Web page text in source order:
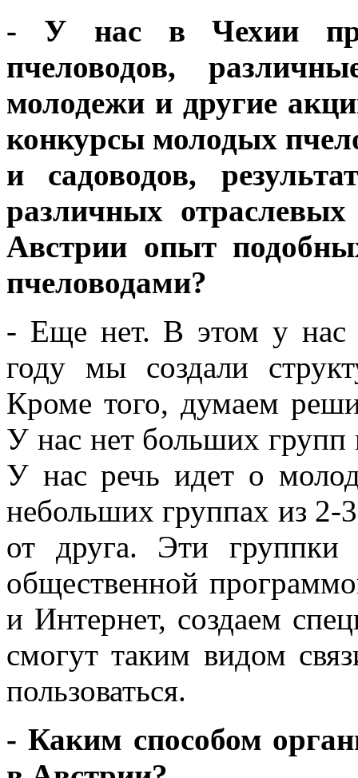
- У нас в Чехии
пчеловодов,
молодежи и другие
конкурсы молодых
и садоводов,
различных
Австрии опыт
пчеловодами?
- Еще нет. В этом у нас
году мы создали
Кроме того, думаем
У нас нет больших групп
У нас речь идет о
небольших группах из 2-
от друга. Эти группки
общественной
и Интернет, создаем
смогут таким видом
пользоваться.
- Каким способом